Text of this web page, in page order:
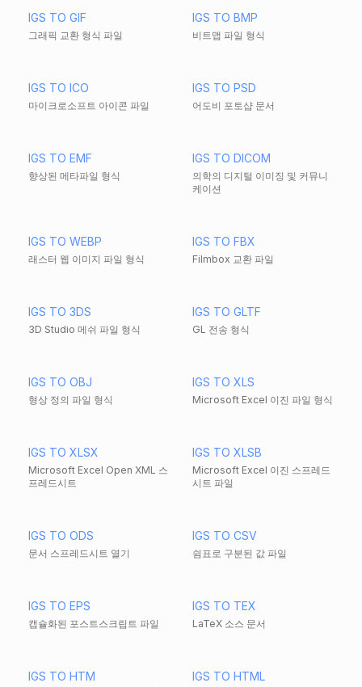
IGS TO GIF
그래픽 교환 형식 파일
IGS TO BMP
비트맵 파일 형식
IGS TO ICO
마이크로소프트 아이콘 파일
IGS TO PSD
어도비 포토샵 문서
IGS TO EMF
향상된 메타파일 형식
IGS TO DICOM
의학의 디지털 이미징 및 커뮤니
케이션
IGS TO WEBP
래스터 웹 이미지 파일 형식
IGS TO FBX
Filmbox 교환 파일
IGS TO 3DS
3D Studio 메쉬 파일 형식
IGS TO GLTF
GL 전송 형식
IGS TO OBJ
형상 정의 파일 형식
IGS TO XLS
Microsoft Excel 이진 파일 형식
IGS TO XLSX
Microsoft Excel Open XML 스
프레드시트
IGS TO XLSB
Microsoft Excel 이진 스프레드
시트 파일
IGS TO ODS
문서 스프레드시트 열기
IGS TO CSV
쉼표로 구분된 값 파일
IGS TO EPS
캡슐화된 포스트스크립트 파일
IGS TO TEX
LaTeX 소스 문서
IGS TO HTM IGS TO HTML